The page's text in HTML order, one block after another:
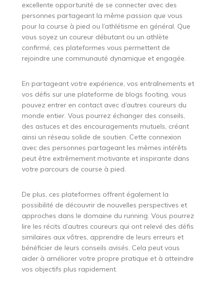
excellente opportunité de se connecter avec des
personnes partageant la même passion que vous
pour la course à pied ou l’athlétisme en général. Que
vous soyez un coureur débutant ou un athlète
confirmé, ces plateformes vous permettent de
rejoindre une communauté dynamique et engagée.
En partageant votre expérience, vos entraînements et
vos défis sur une plateforme de blogs footing, vous
pouvez entrer en contact avec d’autres coureurs du
monde entier. Vous pourrez échanger des conseils,
des astuces et des encouragements mutuels, créant
ainsi un réseau solide de soutien. Cette connexion
avec des personnes partageant les mêmes intérêts
peut être extrêmement motivante et inspirante dans
votre parcours de course à pied.
De plus, ces plateformes offrent également la
possibilité de découvrir de nouvelles perspectives et
approches dans le domaine du running. Vous pourrez
lire les récits d’autres coureurs qui ont relevé des défis
similaires aux vôtres, apprendre de leurs erreurs et
bénéficier de leurs conseils avisés. Cela peut vous
aider à améliorer votre propre pratique et à atteindre
vos objectifs plus rapidement.